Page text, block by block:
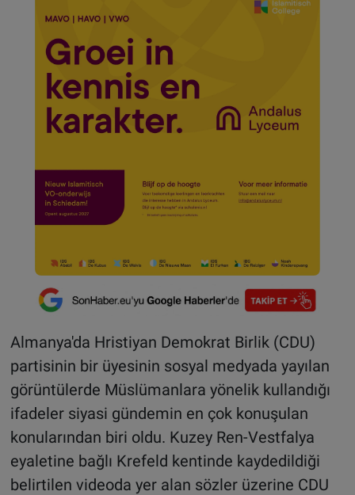
Almanya'da Hristiyan Demokrat Birlik (CDU)
partisinin bir üyesinin sosyal medyada yayılan
görüntülerde Müslümanlara yönelik kullandığı
ifadeler siyasi gündemin en çok konuşulan
konularından biri oldu. Kuzey Ren-Vestfalya
eyaletine bağlı Krefeld kentinde kaydedildiği
belirtilen videoda yer alan sözler üzerine CDU